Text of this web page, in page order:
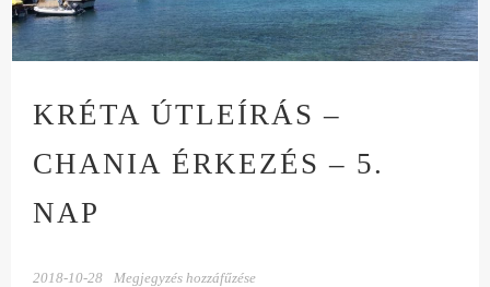
KRÉTA ÚTLEÍRÁS –
CHANIA ÉRKEZÉS – 5.
NAP
2018-10-28 Megjegyzés hozzáfűzése